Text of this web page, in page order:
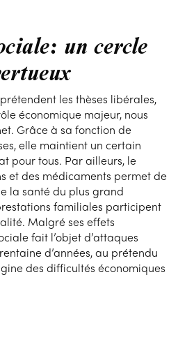
un cercle
les thèses libérales,
économique majeur, nous
Grâce à sa fonction de
elle maintient un certain
pour tous. Par ailleurs, le
et des médicaments permet de
la santé du plus grand
familiales participent
Malgré ses effets
fait l’objet d’attaques
d’années, au prétendu
des difficultés économiques